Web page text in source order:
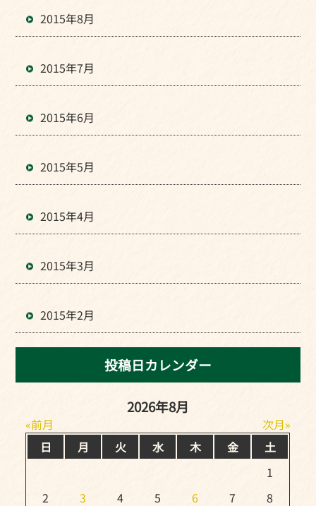
2015年8月
2015年7月
2015年6月
2015年5月
2015年4月
2015年3月
2015年2月
投稿日カレンダー
2026年8月
前月
次月
日
月 火 水 木 金
土
1
2
3 4 5 6 7 8